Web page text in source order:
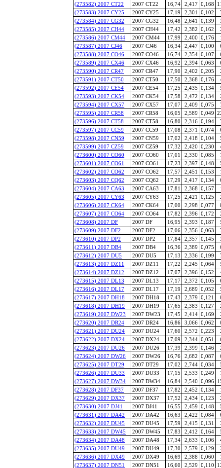
(273582) 2007 CT22
2007 CT22 16,74 2,417 0,168
(273583) 2007 CY25
2007 CY25 17,19 2,301 0,102
(273584) 2007 CG32
2007 CG32 16,48 2,641 0,139
(273585) 2007 CH44
2007 CH44 17,42 2,382 0,162
(273586) 2007 CM44
2007 CM44 17,99 2,400 0,176
(273587) 2007 CJ46
2007 CJ46 16,34 2,447 0,100
(273588) 2007 CO46
2007 CO46 16,74 2,354 0,107
(273589) 2007 CX46
2007 CX46 16,92 2,394 0,063
(273590) 2007 CR47
2007 CR47 17,90 2,402 0,205
(273591) 2007 CT50
2007 CT50 17,50 2,368 0,176
(273592) 2007 CE54
2007 CE54 17,25 2,435 0,134
(273593) 2007 CK54
2007 CK54 17,58 2,472 0,134
(273594) 2007 CX57
2007 CX57 17,07 2,409 0,075
(273595) 2007 CR58
2007 CR58 16,05 2,589 0,049
(273596) 2007 CT58
2007 CT58 16,80 2,316 0,194
(273597) 2007 CC59
2007 CC59 17,08 2,371 0,074
(273598) 2007 CN59
2007 CN59 17,02 2,418 0,104
(273599) 2007 CZ59
2007 CZ59 17,32 2,420 0,230
(273600) 2007 CO60
2007 CO60 17,01 2,330 0,085
(273601) 2007 CO61
2007 CO61 17,23 2,397 0,148
(273602) 2007 CO62
2007 CO62 17,57 2,451 0,153
(273603) 2007 CQ62
2007 CQ62 17,29 2,417 0,134
(273604) 2007 CA63
2007 CA63 17,81 2,368 0,157
(273605) 2007 CY63
2007 CY63 17,25 2,421 0,125
(273606) 2007 CK64
2007 CK64 17,00 2,298 0,077
(273607) 2007 CO64
2007 CO64 17,82 2,396 0,172
(273608) 2007 DF
2007 DF 16,95 2,393 0,187
(273609) 2007 DF2
2007 DF2 17,06 2,356 0,063
(273610) 2007 DP2
2007 DP2 17,84 2,357 0,145
(273611) 2007 DB4
2007 DB4 16,36 2,389 0,075
(273612) 2007 DU5
2007 DU5 17,13 2,336 0,199
(273613) 2007 DZ11
2007 DZ11 17,22 2,245 0,064
(273614) 2007 DZ12
2007 DZ12 17,07 2,396 0,152
(273615) 2007 DL13
2007 DL13 17,17 2,372 0,105
(273616) 2007 DL17
2007 DL17 17,19 2,689 0,052
(273617) 2007 DH18
2007 DH18 17,43 2,379 0,121
(273618) 2007 DH19
2007 DH19 17,65 2,383 0,127
(273619) 2007 DW23
2007 DW23 17,45 2,414 0,169
(273620) 2007 DR24
2007 DR24 16,86 3,066 0,062
(273621) 2007 DU24
2007 DU24 17,60 2,572 0,223
(273622) 2007 DX24
2007 DX24 17,09 2,344 0,051
(273623) 2007 DU26
2007 DU26 17,39 2,399 0,146
(273624) 2007 DW26
2007 DW26 16,76 2,682 0,087
(273625) 2007 DT29
2007 DT29 17,02 2,744 0,034
(273626) 2007 DU33
2007 DU33 17,15 2,533 0,249
(273627) 2007 DW34
2007 DW34 16,84 2,540 0,096
(273628) 2007 DF37
2007 DF37 17,82 2,452 0,134
(273629) 2007 DX37
2007 DX37 17,52 2,434 0,123
(273630) 2007 DJ41
2007 DJ41 16,55 2,459 0,148
(273631) 2007 DA42
2007 DA42 16,63 2,422 0,084
(273632) 2007 DU45
2007 DU45 17,59 2,415 0,131
(273633) 2007 DW45
2007 DW45 17,83 2,412 0,164
(273634) 2007 DA48
2007 DA48 17,34 2,633 0,106
(273635) 2007 DU49
2007 DU49 17,30 2,579 0,129
(273636) 2007 DX49
2007 DX49 16,69 2,388 0,060
(273637) 2007 DN51
2007 DN51 16,60 2,529 0,110